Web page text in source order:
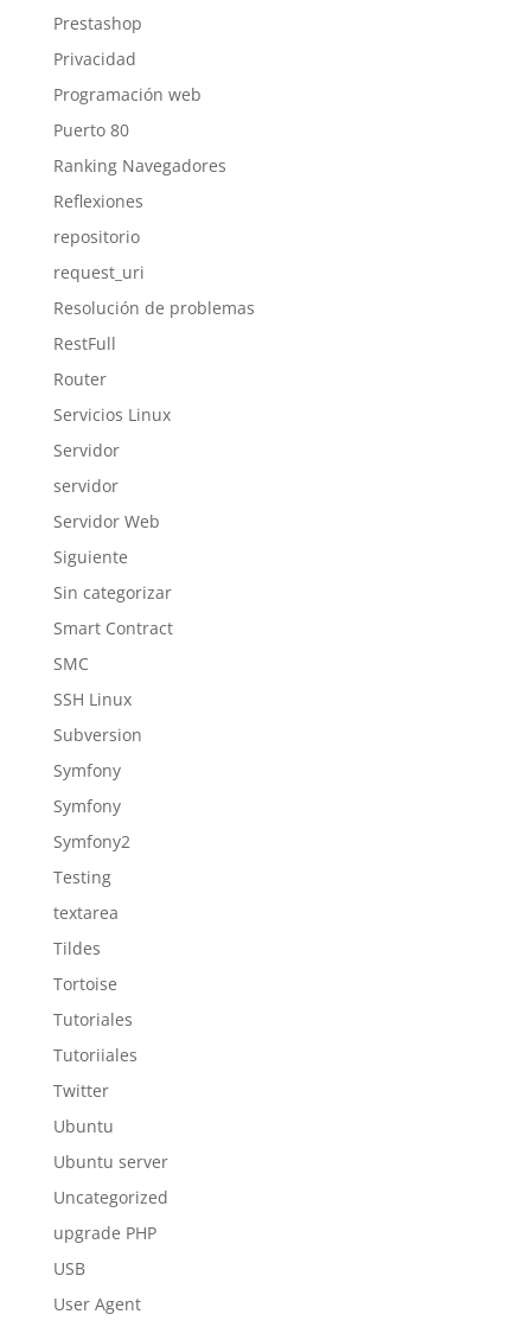
Prestashop
Privacidad
Programación web
Puerto 80
Ranking Navegadores
Reflexiones
repositorio
request_uri
Resolución de problemas
RestFull
Router
Servicios Linux
Servidor
servidor
Servidor Web
Siguiente
Sin categorizar
Smart Contract
SMC
SSH Linux
Subversion
Symfony
Symfony
Symfony2
Testing
textarea
Tildes
Tortoise
Tutoriales
Tutoriiales
Twitter
Ubuntu
Ubuntu server
Uncategorized
upgrade PHP
USB
User Agent